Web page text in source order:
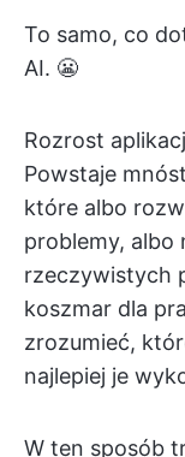
To samo, co
AI. 😬
Rozrost
Powstaje
które albo
problemy, albo
rzeczywistych
koszmar dla
zrozumieć,
najlepiej je
W ten sposób